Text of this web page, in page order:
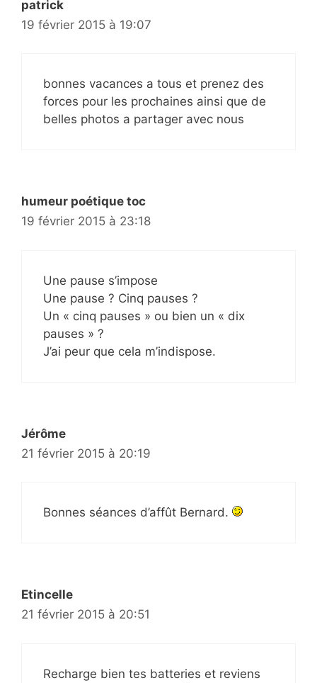
patrick
19 février 2015 à 19:07
bonnes vacances a tous et prenez des
forces pour les prochaines ainsi que de
belles photos a partager avec nous
humeur poétique toc
19 février 2015 à 23:18
Une pause s’impose
Une pause ? Cinq pauses ?
Un « cinq pauses » ou bien un « dix
pauses » ?
J’ai peur que cela m’indispose.
Jérôme
21 février 2015 à 20:19
Bonnes séances d’affût Bernard.
Etincelle
21 février 2015 à 20:51
Recharge bien tes batteries et reviens